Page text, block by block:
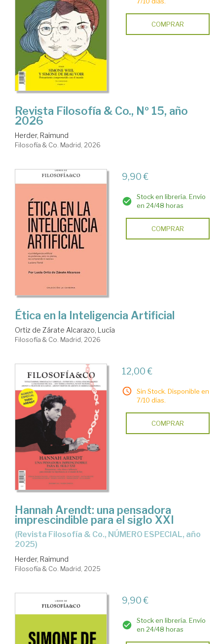
COMPRAR
Revista Filosofía & Co., Nº 15, año
2026
Herder, Raimund
Filosofía & Co. Madrid, 2026
9,90 €
Stock en librería. Envío
en 24/48 horas
COMPRAR
Ética en la Inteligencia Artificial
Ortiz de Zárate Alcarazo, Lucía
Filosofía & Co. Madrid, 2026
12,00 €
Sin Stock. Disponible en
7/10 días.
COMPRAR
Hannah Arendt: una pensadora
imprescindible para el siglo XXI
(Revista Filosofía & Co., NÚMERO ESPECIAL, año
2025)
Herder, Raimund
Filosofía & Co. Madrid, 2025
9,90 €
Stock en librería. Envío
en 24/48 horas